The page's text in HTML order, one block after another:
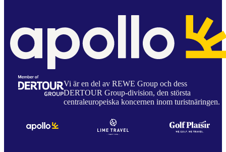
Vi är en del av REWE Group och dess
DERTOUR Group-division, den största
centraleuropeiska koncernen inom turistnäringen.